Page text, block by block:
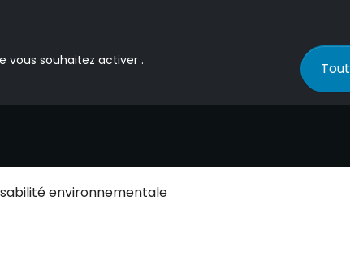
vous souhaitez activer .
environnementale